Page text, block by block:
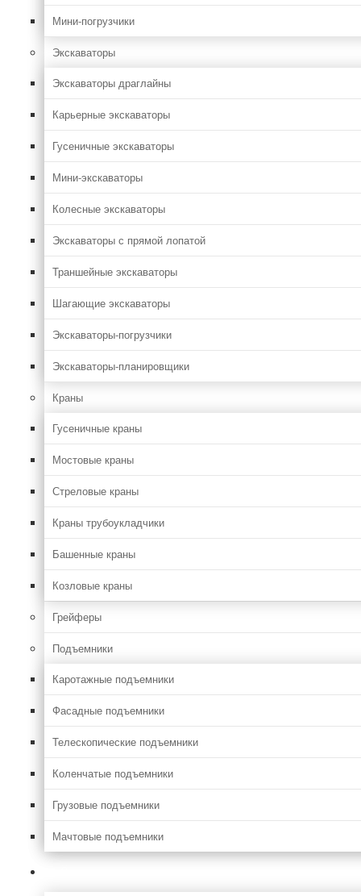
Мини-погрузчики
Экскаваторы
Экскаваторы драглайны
Карьерные экскаваторы
Гусеничные экскаваторы
Мини-экскаваторы
Колесные экскаваторы
Экскаваторы с прямой лопатой
Траншейные экскаваторы
Шагающие экскаваторы
Экскаваторы-погрузчики
Экскаваторы-планировщики
Краны
Гусеничные краны
Мостовые краны
Стреловые краны
Краны трубоукладчики
Башенные краны
Козловые краны
Грейферы
Подъемники
Каротажные подъемники
Фасадные подъемники
Телескопические подъемники
Коленчатые подъемники
Грузовые подъемники
Мачтовые подъемники